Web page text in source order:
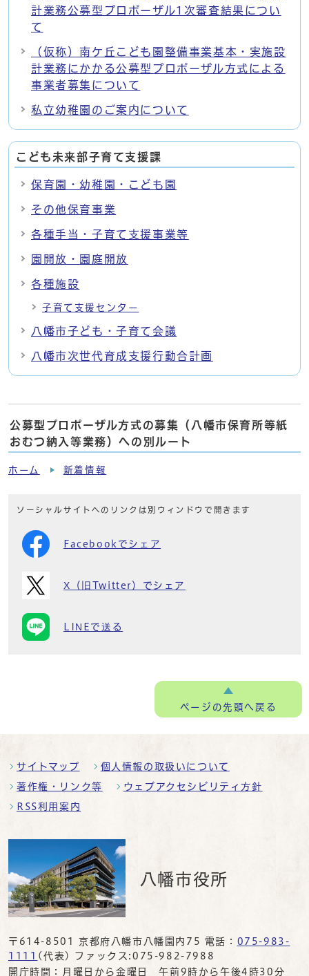
計業務公募型プロポーザル1次審査結果につい
て
（仮称）南ケ丘こども園整備事業基本・実施設
計業務にかかる公募型プロポーザル方式による
事業者募集について
私立幼稚園のご案内について
こども未来部子育て支援課
保育園・幼稚園・こども園
その他保育事業
各種手当・子育て支援事業等
園開放・園庭開放
各種施設
子育て支援センター
八幡市子ども・子育て会議
八幡市次世代育成支援行動合計画
公募型プロポーザル方式の募集（八幡市保育所等紙
おむつ納入等業務）への別ルート
ホーム 新着情報
ソーシャルサイトへのリンクは別ウィンドウで開きます
Facebookでシェア
X（旧Twitter）でシェア
LINEで送る
ページの先頭へ戻る
サイトマップ 個人情報の取扱いについて
著作権・リンク等 ウェブアクセシビリティ方針
RSS利用案内
八幡市役所
〒614-8501 京都府八幡市八幡園内75 電話： 075-983-
1111 (代表) ファックス:075-982-7988
開庁時間：月曜日から金曜日 午前9時から午後4時30分